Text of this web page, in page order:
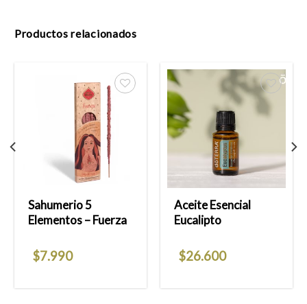
Productos relacionados
Añadir
deseos
Sahumerio 5
Elementos – Fuerza
$7.990
Aceite Esencial
Eucalipto
$26.600